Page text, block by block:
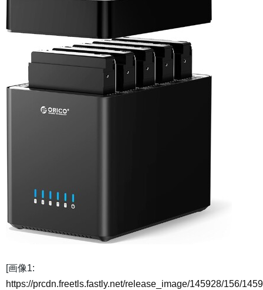
[画像1:
https://prcdn.freetls.fastly.net/release_image/145928/156/